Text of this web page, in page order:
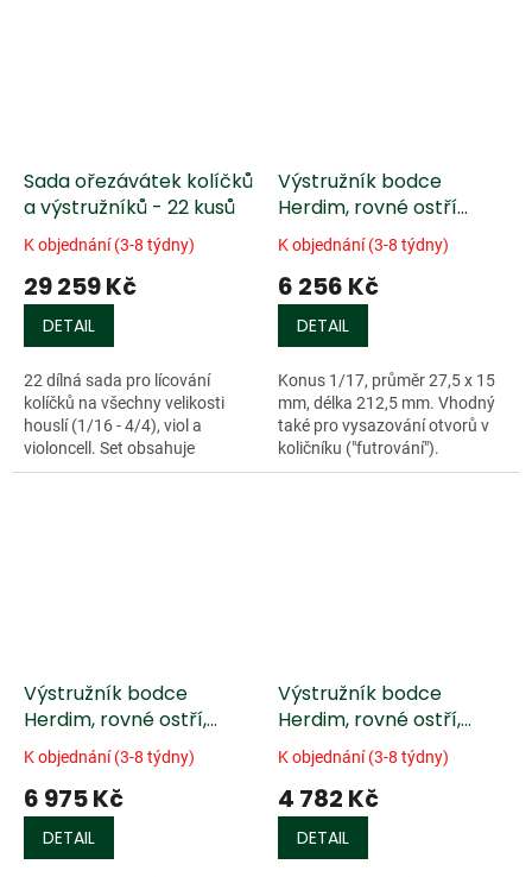
Sada ořezávátek kolíčků
a výstružníků - 22 kusů
K objednání (3-8 týdny)
29 259 Kč
DETAIL
22 dílná sada pro lícování
kolíčků na všechny velikosti
houslí (1/16 - 4/4), viol a
violoncell. Set obsahuje
ořezávátka 730101, 730102,
Výstružník bodce
Herdim, rovné ostří
/TiN/, violoncello
K objednání (3-8 týdny)
6 256 Kč
DETAIL
Konus 1/17, průměr 27,5 x 15
mm, délka 212,5 mm. Vhodný
také pro vysazování otvorů v
količníku ("futrování").
Výstružník bodce
Herdim, rovné ostří,
kontrabas
K objednání (3-8 týdny)
6 975 Kč
DETAIL
Výstružník bodce
Herdim, rovné ostří,
violoncello
K objednání (3-8 týdny)
4 782 Kč
DETAIL